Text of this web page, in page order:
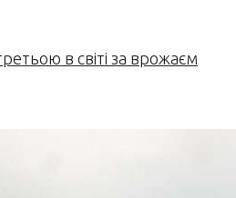
в світі за врожаєм